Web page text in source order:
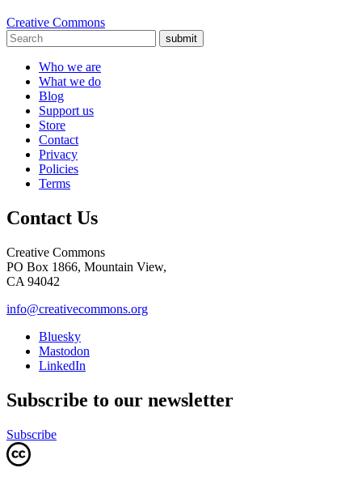
Creative Commons
submit
Who we are
What we do
Blog
Support us
Store
Contact
Privacy
Policies
Terms
Contact Us
Creative Commons
PO Box 1866, Mountain View,
CA 94042
info@creativecommons.org
Bluesky
Mastodon
LinkedIn
Subscribe to our newsletter
Subscribe